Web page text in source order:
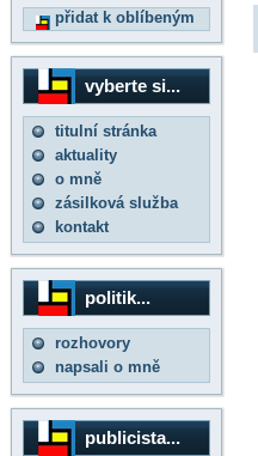
přidat k oblíbeným
vyberte si...
titulní stránka
aktuality
o mně
zásilková služba
kontakt
politik...
rozhovory
napsali o mně
publicista...